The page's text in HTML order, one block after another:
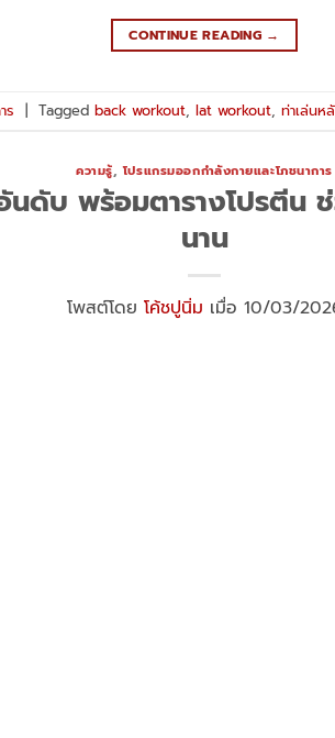
CONTINUE READING →
ร | Tagged back workout, lat workout, ท่าเล่นห
ความรู้,โปรแกรมออกกำลังกายและโภชนาการ
ดับ พร้อมตารางโปรตีน
นาน
โพสต์โดย โค้ชปูนิ่ม เมื่อ 10/03/